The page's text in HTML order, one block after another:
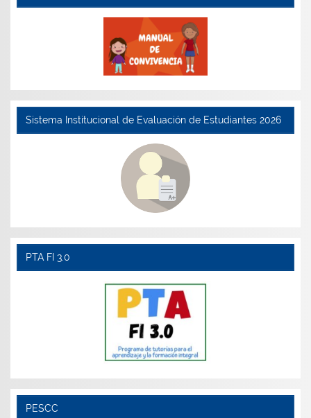
Sistema Institucional de Evaluación de Estudiantes 2026
PTA FI 3.0
PESCC